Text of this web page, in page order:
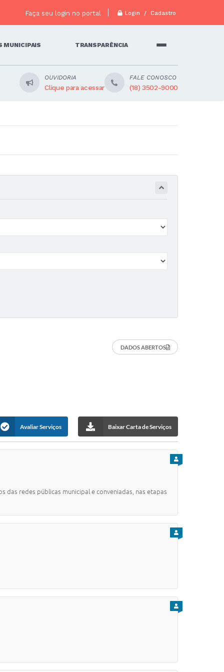
Faça seu login no portal Login / Cadastro
MUNICIPAIS TRANSPARÊNCIA
OUVIDORIA
Clique para acessar
FALE CONOSCO
(18) 3502-9000
DADOS ABERTOS
Avaliar Serviços Baixar Carta de Serviços
das redes públicas municipal e conveniadas, nas etapas
PARA CIDADÃO
PARA CIDADÃO
PARA CIDADÃO